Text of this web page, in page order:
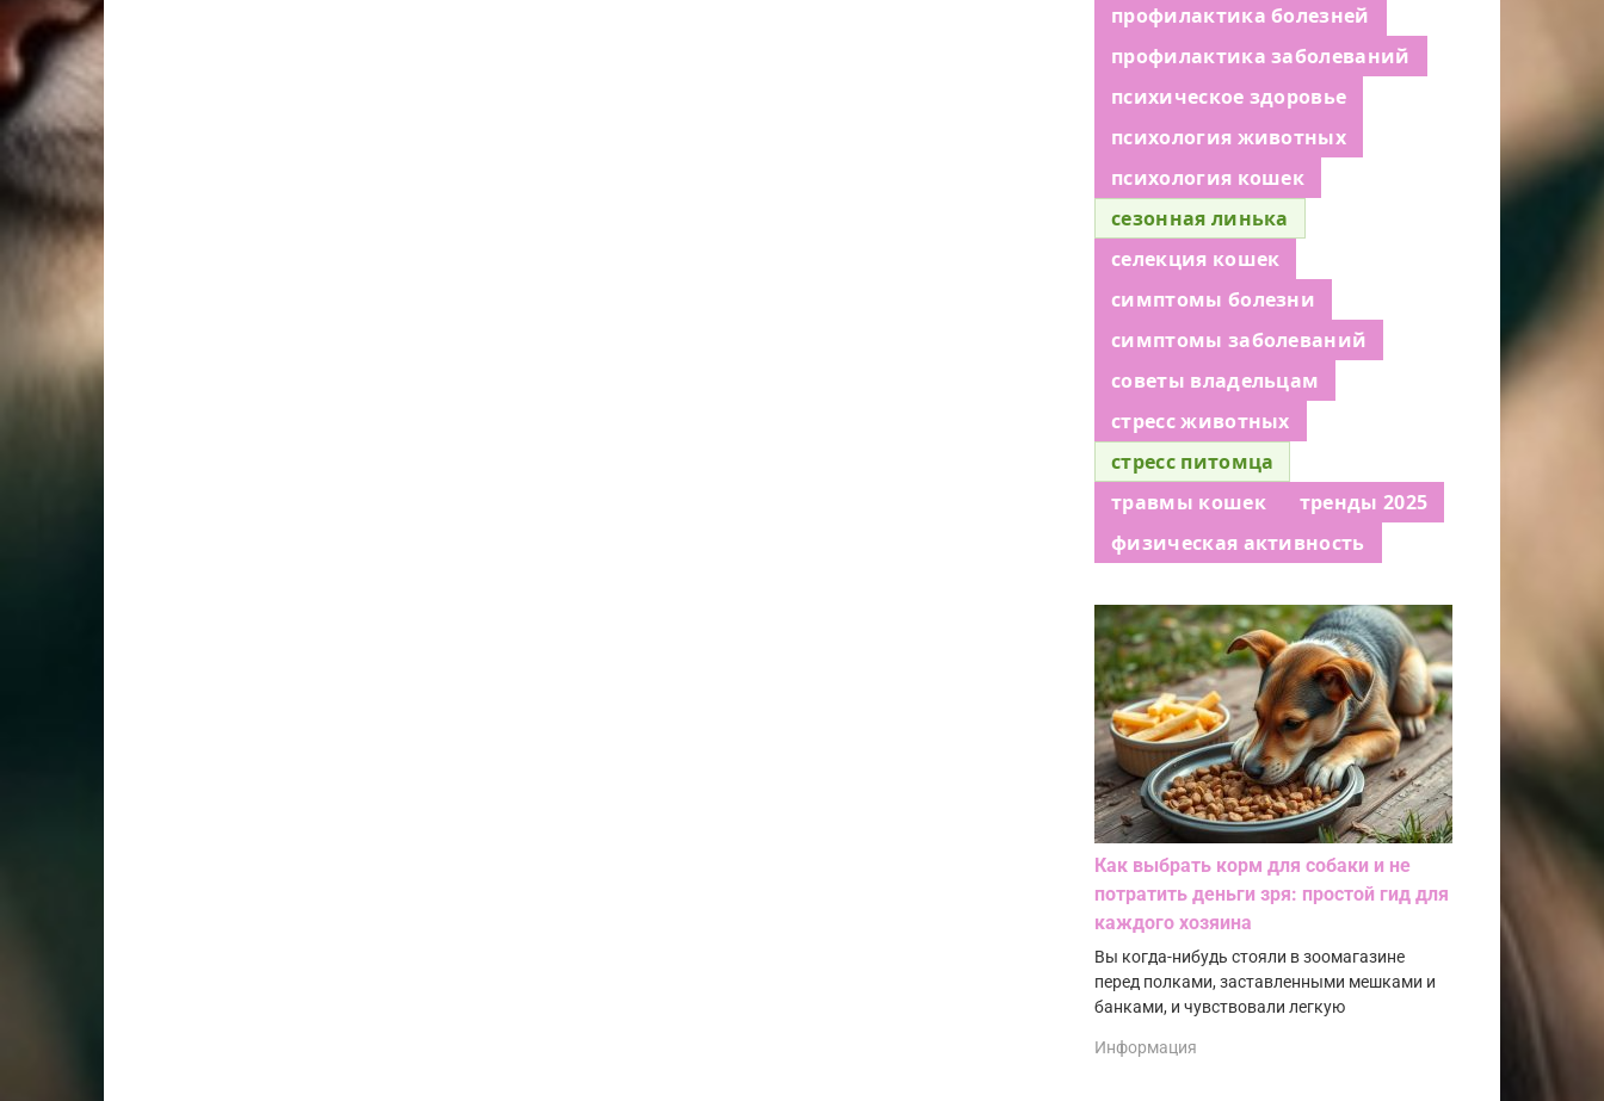
профилактика болезней
профилактика заболеваний
психическое здоровье
психология животных
психология кошек
сезонная линька
селекция кошек
симптомы болезни
симптомы заболеваний
советы владельцам
стресс животных
стресс питомца
травмы кошек
тренды 2025
физическая активность
Как выбрать корм для собаки и не
потратить деньги зря: простой гид для
каждого хозяина
Вы когда-нибудь стояли в зоомагазине
перед полками, заставленными мешками и
банками, и чувствовали легкую
Информация